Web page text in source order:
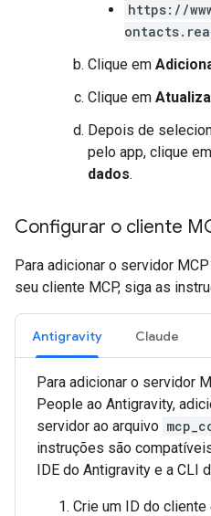
https://
Clique em
Clique em
Depois de
pelo app, clique em
dados.
Configurar o cliente
Para adicionar o servidor
seu cliente MCP, siga as
Antigravity Claude
Para adicionar o servidor
People ao Antigravity,
servidor ao arquivo
instruções são
IDE do Antigravity e a CLI
Crie um ID do